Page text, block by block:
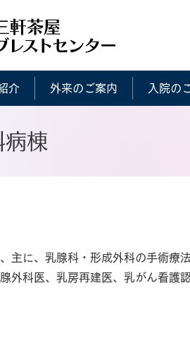
介 外来のご案内 入院の
病棟
主に、乳腺科・形成外科の手術療
外科医、乳房再建医、乳がん看護